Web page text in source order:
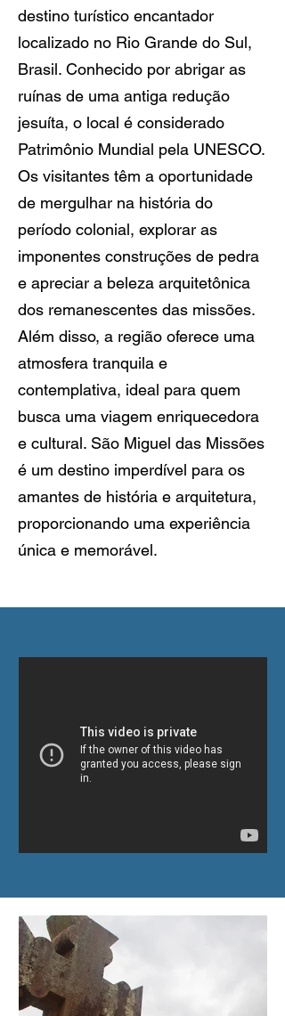
destino turístico encantador
localizado no Rio Grande do Sul,
Brasil. Conhecido por abrigar as
ruínas de uma antiga redução
jesuíta, o local é considerado
Patrimônio Mundial pela UNESCO.
Os visitantes têm a oportunidade
de mergulhar na história do
período colonial, explorar as
imponentes construções de pedra
e apreciar a beleza arquitetônica
dos remanescentes das missões.
Além disso, a região oferece uma
atmosfera tranquila e
contemplativa, ideal para quem
busca uma viagem enriquecedora
e cultural. São Miguel das Missões
é um destino imperdível para os
amantes de história e arquitetura,
proporcionando uma experiência
única e memorável.